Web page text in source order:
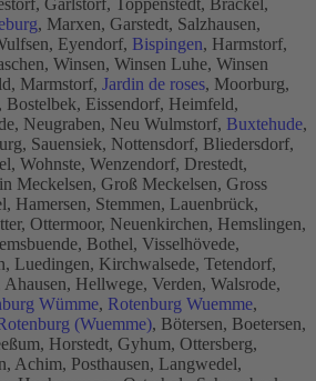
, Marxen, Garstedt, Salzhausen,
Eyendorf, Bispingen, Harmstorf,
Winsen, Winsen Luhe, Winsen
Marmstorf, Jardin de roses, Moorburg,
Eissendorf, Heimfeld,
Neugraben, Neu Wulmstorf, Buxtehude,
Sauensiek, Nottensdorf, Bliedersdorf,
Wohnste, Wenzendorf, Drestedt,
Meckelsen, Groß Meckelsen, Gross
Hamersen, Stemmen, Lauenbrück,
Ottermoor, Neuenkirchen, Hemslingen,
Bothel, Visselhövede,
Luedingen, Kirchwalsede, Tetendorf,
Hellwege, Verden, Walsrode,
Wümme, Rotenburg Wuemme,
(Wuemme), Bötersen, Boetersen,
Horstedt, Gyhum, Ottersberg,
Achim, Posthausen, Langwedel,